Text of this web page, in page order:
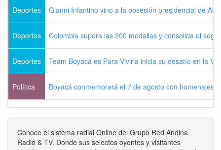
Deportes Gianni Infantino vino a la posesión presidencial de
Deportes Colombia supera las 200 medallas y consolida el
Deportes Team Boyacá es Para Vivirla inicia su desafío en la
Política Boyacá conmemorará el 7 de agosto con homenajes
Conoce el sistema radial Online del Grupo Red Andina
Radio & TV. Donde sus selectos oyentes y visitantes